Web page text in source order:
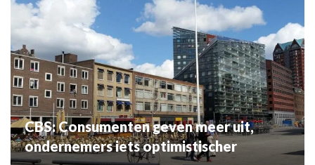
CBS: Consumenten geven meer uit,
ondernemers iets optimistischer